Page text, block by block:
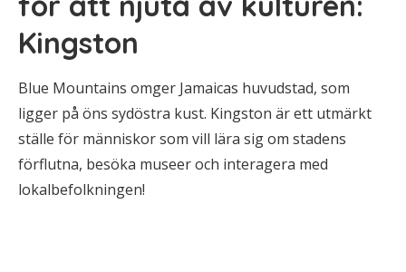
Kingston
Blue Mountains omger Jamaicas huvudstad, som
ligger på öns sydöstra kust. Kingston är ett utmärkt
ställe för människor som vill lära sig om stadens
förflutna, besöka museer och interagera med
lokalbefolkningen!